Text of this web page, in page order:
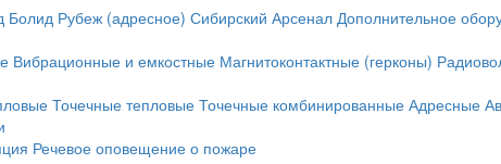
Болид Рубеж (адресное) Сибирский Арсенал Дополнительное
Вибрационные и емкостные Магнитоконтактные (герконы)
Точечные тепловые Точечные комбинированные Адресные
Речевое оповещение о пожаре